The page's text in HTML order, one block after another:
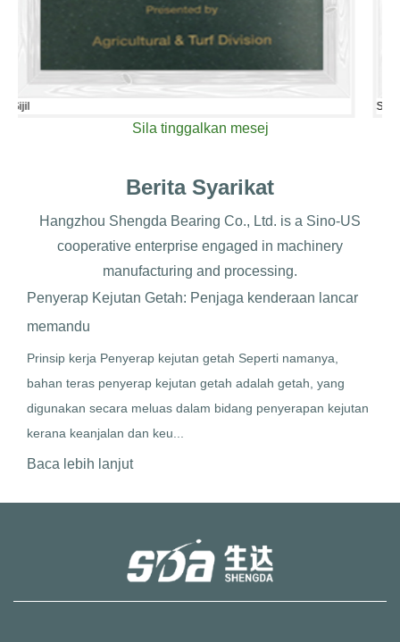
Sila tinggalkan mesej
Berita Syarikat
Hangzhou Shengda Bearing Co., Ltd. is a Sino-US
cooperative enterprise engaged in machinery
manufacturing and processing.
Getah: Penjaga kenderaan lancar
kejutan getah Seperti namanya,
kejutan getah adalah getah, yang
dalam bidang penyerapan kejutan
keu...
Kepentingan bahan
Hubungan antara
Berat batang tarik lurus
ketumpatan bahan yang